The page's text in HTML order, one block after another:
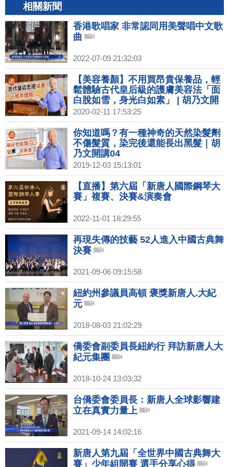
相關新聞
香港歌唱家 非常認同用美聲唱中文歌
曲
2022-07-09 21:32:03
【美容養顏】不用買昂貴保養品，輕
鬆體驗古代皇后級的護膚美容法「面
白脫如雪，身光白如素」 | 胡乃文開
講02
2020-02-11 17:53:25
你知道嗎？有一種神奇的天然染髮劑
不傷髮質，染完後還能長出黑髮｜胡
乃文開講04
2019-12-03 15:13:01
【直播】第六屆「新唐人國際鋼琴大
賽」複賽、決賽&演奏會
2022-11-01 18:29:55
再現失傳的技藝 52人進入中國古典舞
決賽
2021-09-06 09:15:58
紐約州參議員高頓 褒獎新唐人.大紀
元
2018-08-03 21:02:29
僑委會副委員長紐約行 拜訪新唐人大
紀元集團
2018-10-24 13:03:32
台僑委會委員長：新唐人全球影響建
立在真實力量上
2021-09-14 14:02:16
新唐人第九屆「全世界中國古典舞大
賽」少年組開賽 選手分享心得